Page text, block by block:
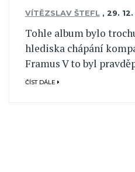
VÍTĚZSLAV ŠTEFL , 29.
Tohle album bylo
hlediska chápání
Framus V to byl
ČÍST DÁLE